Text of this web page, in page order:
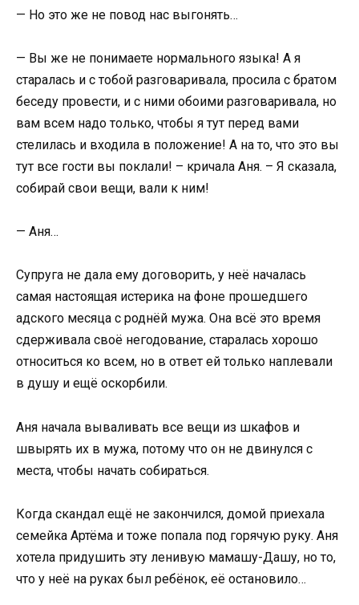
— Но это же не повод нас выгонять…
— Вы же не понимаете нормального языка! А я
старалась и с тобой разговаривала, просила с братом
беседу провести, и с ними обоими разговаривала, но
вам всем надо только, чтобы я тут перед вами
стелилась и входила в положение! А на то, что это вы
тут все гости вы поклали! – кричала Аня. – Я сказала,
собирай свои вещи, вали к ним!
— Аня…
Супруга не дала ему договорить, у неё началась
самая настоящая истерика на фоне прошедшего
адского месяца с роднёй мужа. Она всё это время
сдерживала своё негодование, старалась хорошо
относиться ко всем, но в ответ ей только наплевали
в душу и ещё оскорбили.
Аня начала вываливать все вещи из шкафов и
швырять их в мужа, потому что он не двинулся с
места, чтобы начать собираться.
Когда скандал ещё не закончился, домой приехала
семейка Артёма и тоже попала под горячую руку. Аня
хотела придушить эту ленивую мамашу-Дашу, но то,
что у неё на руках был ребёнок, её остановило…